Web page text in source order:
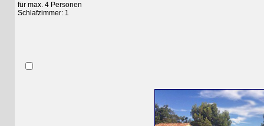
für max. 4 Personen
Schlafzimmer: 1